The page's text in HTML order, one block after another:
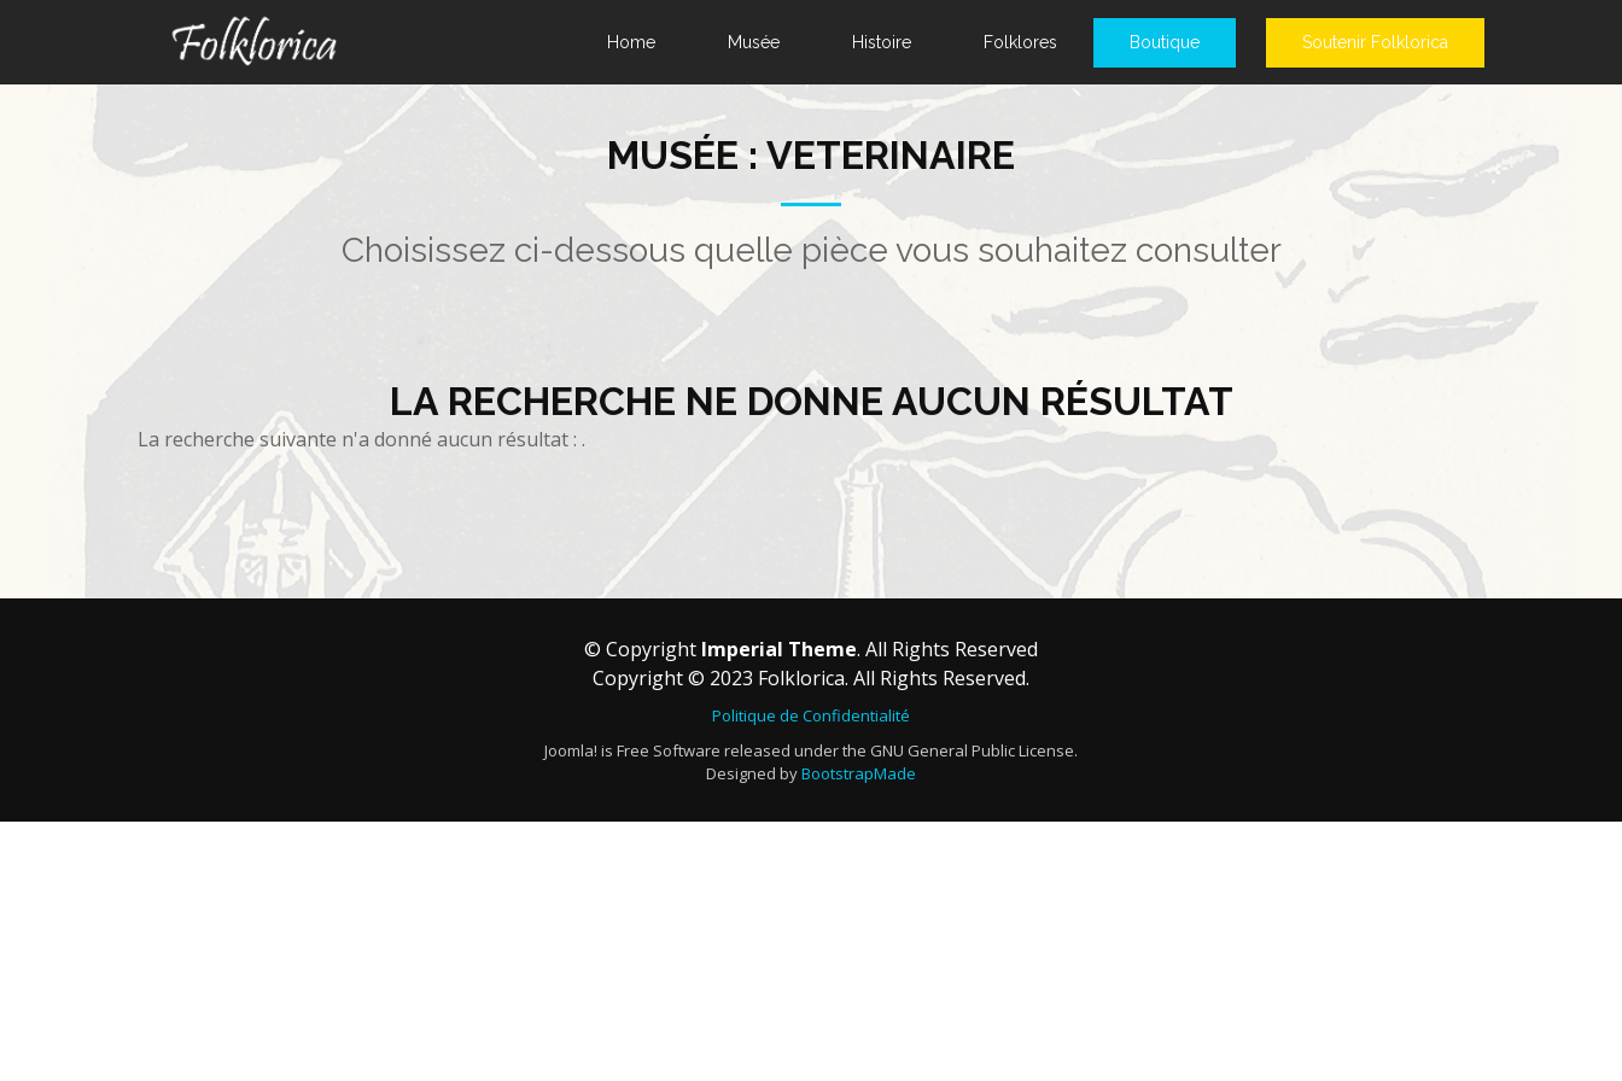
Home Musée Histoire Folklores Boutique Soutenir Folklorica
MUSÉE : VETERINAIRE
Choisissez ci-dessous quelle pièce vous souhaitez consulter
LA RECHERCHE NE DONNE AUCUN RÉSULTAT
La recherche suivante n'a donné aucun résultat : .
© Copyright Imperial Theme. All Rights Reserved
Copyright © 2023 Folklorica. All Rights Reserved.
Politique de Confidentialité
Joomla! is Free Software released under the GNU General Public License.
Designed byBootstrapMade